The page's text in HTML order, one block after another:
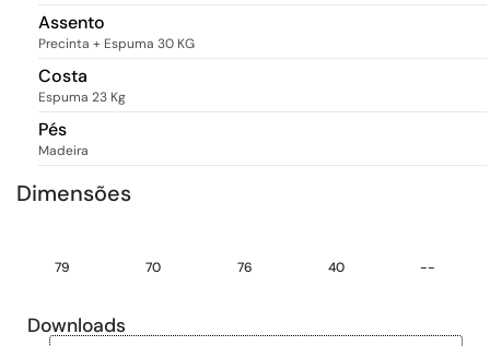
Assento
Precinta + Espuma 30 KG
Costa
Espuma 23 Kg
Pés
Madeira
Dimensões
79 70 76 40 --
Downloads